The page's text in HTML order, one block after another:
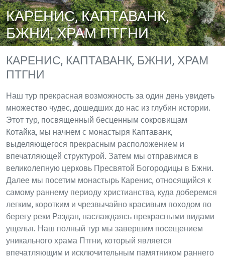
КАРЕНИС, КАПТАВАНК,
БЖНИ, ХРАМ ПТГНИ
КАРЕНИС, КАПТАВАНК, БЖНИ, ХРАМ
ПТГНИ
Наш тур прекрасная возможность за один день увидеть
множество чудес, дошедших до нас из глубин истории.
Этот тур, посвященный бесценным сокровищам
Котайка, мы начнем с монастыря Каптаванк,
выделяющегося прекрасным расположением и
впечатляющей структурой. Затем мы отправимся в
великолепную церковь Пресвятой Богородицы в Бжни.
Далее мы посетим монастырь Каренис, относящийся к
самому раннему периоду христианства, куда доберемся
легким, коротким и чрезвычайно красивым походом по
берегу реки Раздан, наслаждаясь прекрасными видами
ущелья. Наш полный тур мы завершим посещением
уникального храма Птгни, который является
впечатляющим и исключительным памятником раннего